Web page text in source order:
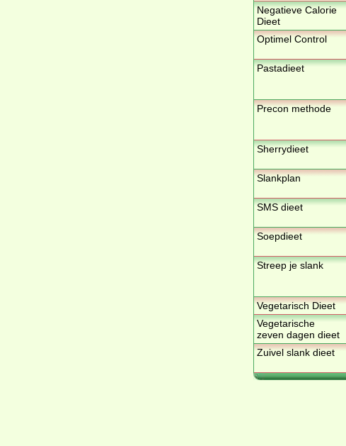
Negatieve Calorie
Dieet
Optimel Control
Pastadieet
Precon methode
Sherrydieet
Slankplan
SMS dieet
Soepdieet
Streep je slank
Vegetarisch Dieet
Vegetarische
zeven dagen dieet
Zuivel slank dieet